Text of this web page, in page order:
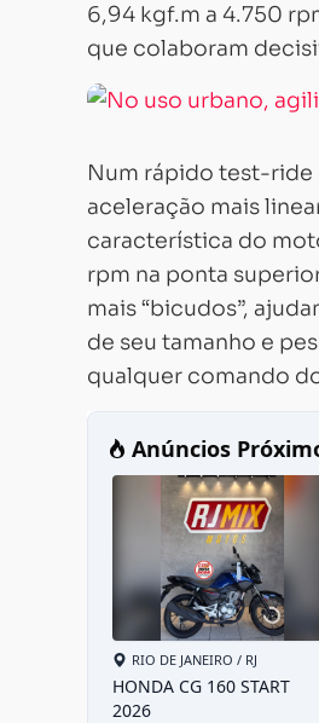
6,94 kgf.m a 4.750
que colaboram
Num rápido test-ride
aceleração mais
característica do
rpm na ponta
mais “bicudos”,
de seu tamanho e
qualquer comando